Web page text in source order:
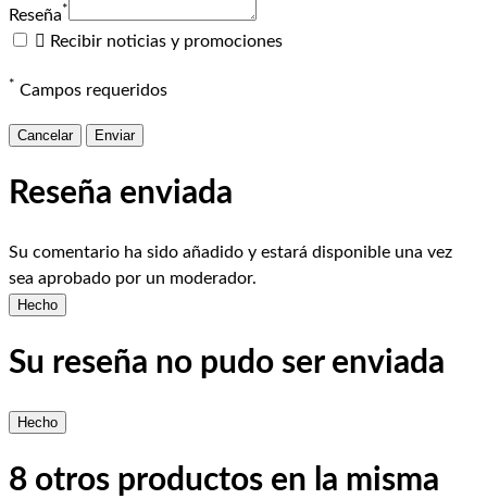
Reseña*
Recibir noticias y promociones
* Campos requeridos
Cancelar Enviar
Reseña enviada
Su comentario ha sido añadido y estará disponible una vez
sea aprobado por un moderador.
Hecho
Su reseña no pudo ser enviada
Hecho
8 otros productos en la misma